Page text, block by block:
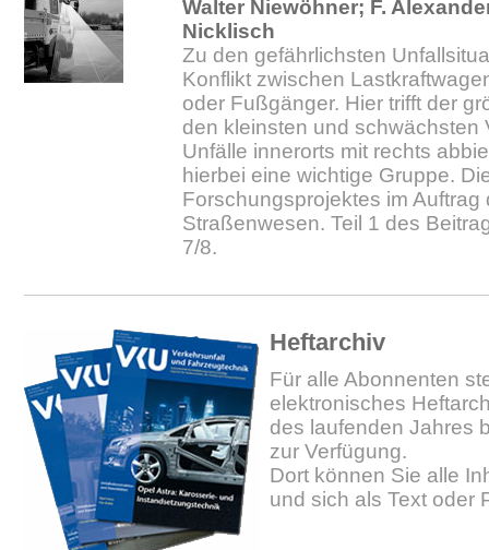
Walter Niewöhner; F.
Nicklisch
Zu den gefährlichsten
Konflikt zwischen
oder Fußgänger. Hier trifft der
den kleinsten und schwächsten
Unfälle innerorts mit rechts
hierbei eine wichtige Gruppe.
Forschungsprojektes im
Straßenwesen. Teil 1 des
7/8.
Heftarchiv
Für alle Abonnenten
elektronisches
des laufenden Jahres
zur Verfügung.
Dort können Sie alle
und sich als Text oder